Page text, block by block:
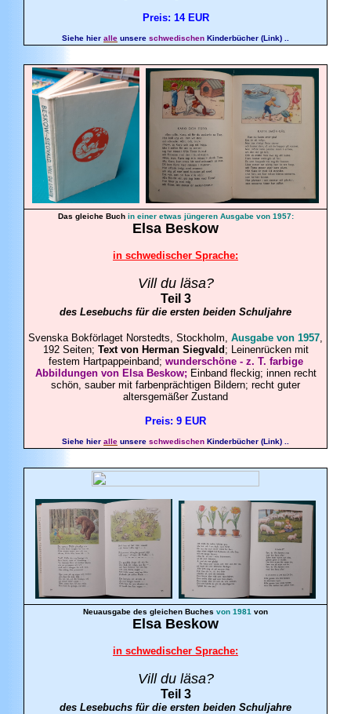
Preis: 14 EUR
Siehe hier alle unsere schwedischen Kinderbücher (Link) ..
Das gleiche Buchin einer etwas jüngeren Ausgabe von 1957:
Elsa Beskow
in schwedischer Sprache:
Vill du läsa?
Teil 3
des Lesebuchs für die ersten beiden Schuljahre
Svenska Bokförlaget Norstedts, Stockholm, Ausgabe von 1957,
192 Seiten; Text von Herman Siegvald ; Leinenrücken mit
festem Hartpappeinband; wunderschöne - z. T. farbige
Abbildungen von Elsa Beskow; Einband fleckig; innen recht
schön, sauber mit farbenprächtigen Bildern; recht guter
altersgemäßer Zustand
Preis: 9 EUR
Siehe hier alle unsere schwedischen Kinderbücher (Link) ..
Neuausgabe des gleichen Buches von 1981 von
Elsa Beskow
in schwedischer Sprache:
Vill du läsa?
Teil 3
des Lesebuchs für die ersten beiden Schuljahre